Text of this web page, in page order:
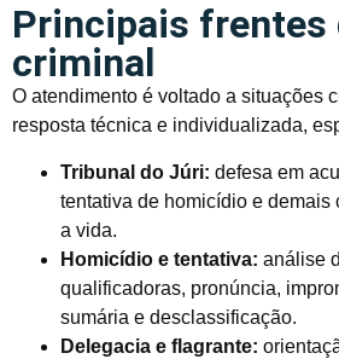
Principais frentes
criminal
O atendimento é voltado a situações
resposta técnica e individualizada,
Tribunal do Júri: defesa em
tentativa de homicídio e demais
a vida.
Homicídio e tentativa: análise
qualificadoras, pronúncia,
sumária e desclassificação.
Delegacia e flagrante: